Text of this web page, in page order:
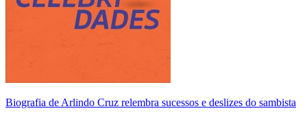
Biografia de Arlindo Cruz relembra sucessos e deslizes do sambista